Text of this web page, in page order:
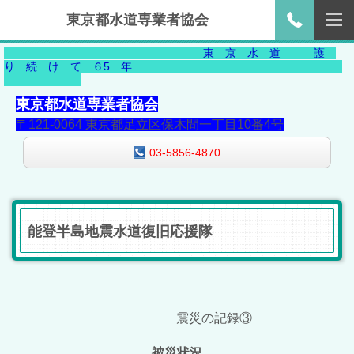
東京都水道専業者協会
東 京 水 道 護
り 続 け て ６5 年
東京都水道専業者協会
〒121-0064 東京都足立区保木間一丁目10番4号
03-5856-4870
能登半島地震水道復旧応援隊
震災の記録③